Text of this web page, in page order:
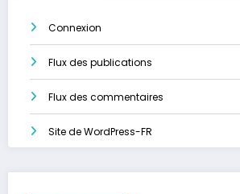
Connexion
Flux des publications
Flux des commentaires
Site de WordPress-FR